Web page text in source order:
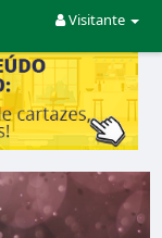
Visitante